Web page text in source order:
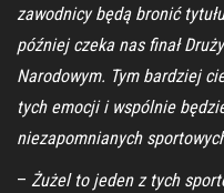
zawodnicy będą bronić
później czeka nas finał
Narodowym. Tym bardziej
tych emocji i wspólnie
niezapomnianych
– Żużel to jeden z tych